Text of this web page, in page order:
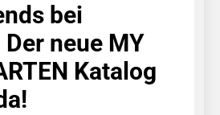
bei
neue MY
Katalog